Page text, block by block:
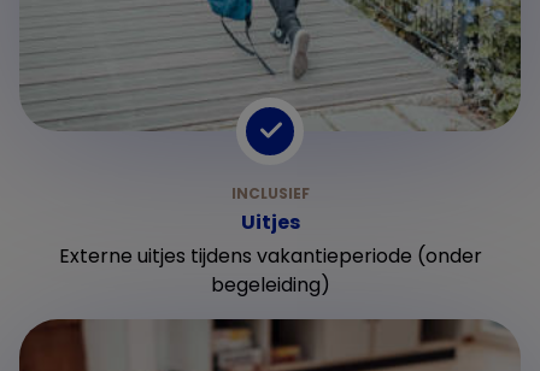
Uitjes
Externe uitjes tijdens vakantieperiode (onder
begeleiding)